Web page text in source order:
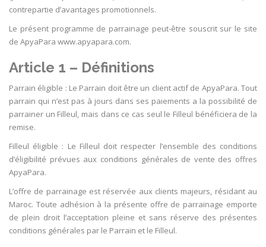
contrepartie d’avantages promotionnels.
Le présent programme de parrainage peut-être souscrit sur le site
de ApyaPara www.apyapara.com.
Article 1 – Définitions
Parrain éligible : Le Parrain doit être un client actif de ApyaPara. Tout
parrain qui n’est pas à jours dans ses paiements a la possibilité de
parrainer un Filleul, mais dans ce cas seul le Filleul bénéficiera de la
remise.
Filleul éligible : Le Filleul doit respecter l’ensemble des conditions
d’éligibilité prévues aux conditions générales de vente des offres
ApyaPara.
L’offre de parrainage est réservée aux clients majeurs, résidant au
Maroc. Toute adhésion à la présente offre de parrainage emporte
de plein droit l’acceptation pleine et sans réserve des présentes
conditions générales par le Parrain et le Filleul.